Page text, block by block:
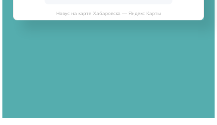
Новус на карте Хабаровска — Яндекс Карты